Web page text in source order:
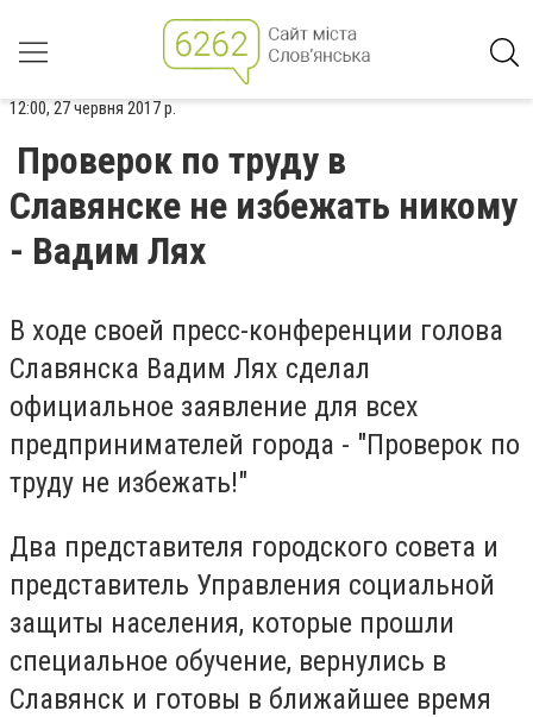
12:00, 27 червня 2017 р.
Проверок по труду в
Славянске не избежать никому
- Вадим Лях
В ходе своей пресс-конференции голова
Славянска Вадим Лях сделал
официальное заявление для всех
предпринимателей города - "Проверок по
труду не избежать!"
Два представителя городского совета и
представитель Управления социальной
защиты населения, которые прошли
специальное обучение, вернулись в
Славянск и готовы в ближайшее время